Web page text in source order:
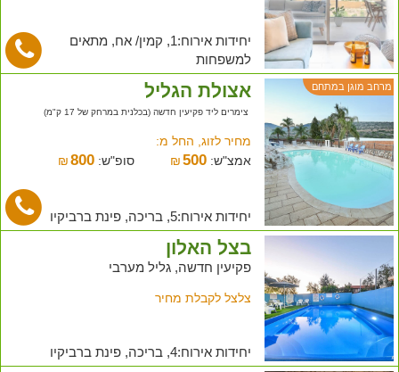
יחידות אירוח:1, קמין/ אח, מתאים
למשפחות
מרחב מוגן במתחם אצולת הגליל
צימרים ליד פקיעין חדשה (בכלנית במרחק של 17 ק"מ)
מחיר לזוג, החל מ:
אמצ"ש:
₪500 סופ"ש: ₪ 800
יחידות אירוח:5, בריכה, פינת ברביקיו
בצל האלון
פקיעין חדשה, גליל מערבי
צלצל לקבלת מחיר
יחידות אירוח:4, בריכה, פינת ברביקיו